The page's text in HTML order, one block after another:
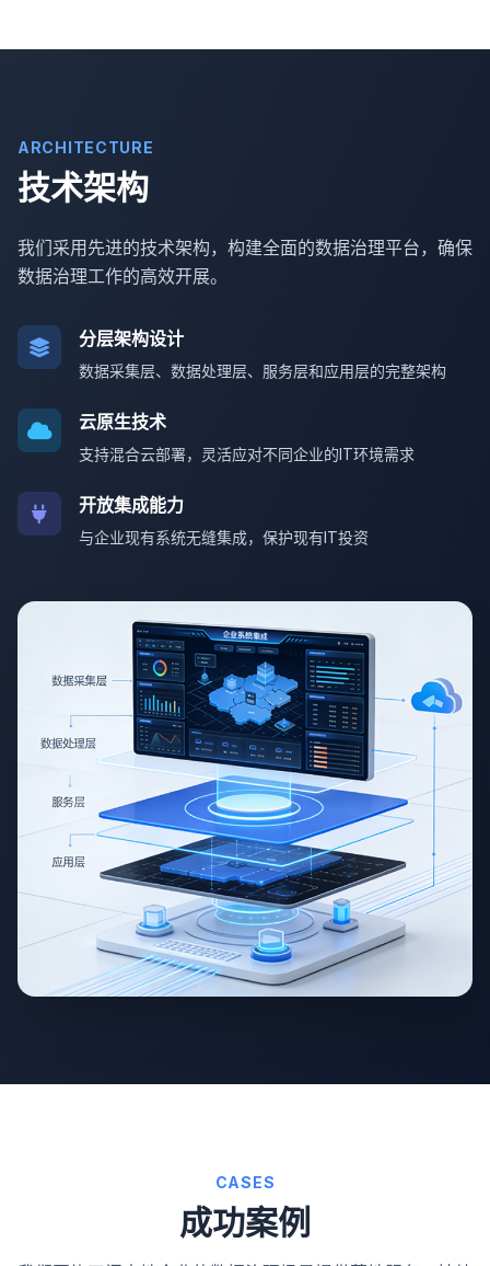
ARCHITECTURE
技术架构
我们采用先进的技术架构，构建全面的数据治理平台，确保
数据治理工作的高效开展。
分层架构设计
数据采集层、数据处理层、服务层和应用层的完整架构
云原生技术
支持混合云部署，灵活应对不同企业的IT环境需求
开放集成能力
与企业现有系统无缝集成，保护现有IT投资
CASES
成功案例